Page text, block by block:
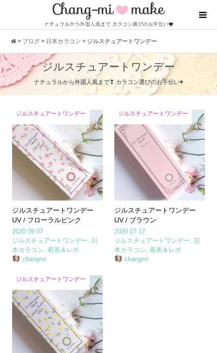
> ブログ > 日本カラコン > ジルスチュアートワンデー
ジルスチュアートワンデー
ナチュラルから外国人風まで❢ カラコン選びのお手伝い♥
ジルスチュアートワンデー
ジルスチュアートワンデー
UV / フローラルピンク
2020.09.07
ジルスチュアートワンデー
日
本カラコン 着画＆レポ
changmi
ジルスチュアートワンデー
ジルスチュアートワンデー
UV / ブラウン
2020.07.17
ジルスチュアートワンデー
日
本カラコン ,着画＆レポ
changmi
ジルスチュアートワンデー